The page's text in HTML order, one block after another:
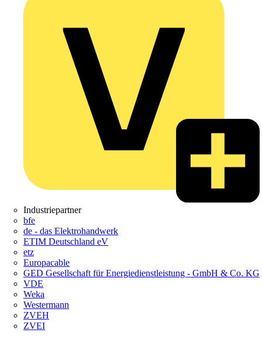
Industriepartner
bfe
de - das Elektrohandwerk
ETIM Deutschland eV
etz
Europacable
GED Gesellschaft für Energiedienstleistung - GmbH & Co. KG
VDE
Weka
Westermann
ZVEH
ZVEI